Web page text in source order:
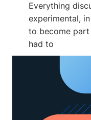
Everything
experimental,
to become part
had to